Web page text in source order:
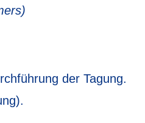
der Tagung.